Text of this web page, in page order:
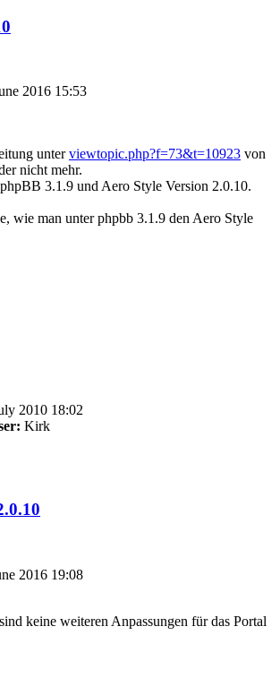
2016 15:53
unterviewtopic.php?f=73&t=10923 von
nicht mehr.
3.1.9 und Aero Style Version 2.0.10.
wie man unter phpbb 3.1.9 den Aero Style
2010 18:02
Kirk
2016 19:08
keine weiteren Anpassungen für das Portal